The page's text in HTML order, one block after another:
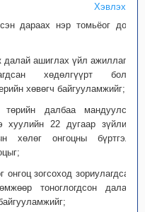
Хэвлэх
дараах нэр томьёог доор
далай ашиглах үйл ажиллагаа
хөдөлгүүрт болон
хөвөгч байгууламжийг;
далбаа мандуулсан
хуулийн 22 дугаар зүйлийн
хөлөг онгоцны бүртгэлд
зогсоход зориулагдсан,
тоноглогдсон далайн